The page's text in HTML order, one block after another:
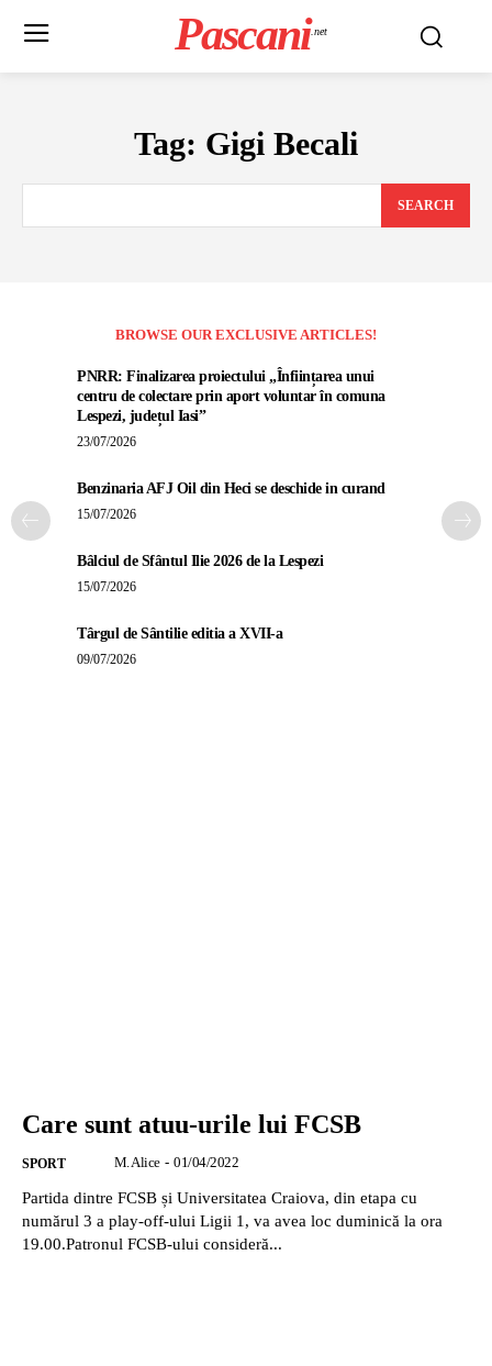
Pascani .net
Tag: Gigi Becali
SEARCH
BROWSE OUR EXCLUSIVE ARTICLES!
PNRR: Finalizarea proiectului „Înființarea unui
centru de colectare prin aport voluntar în comuna
Lespezi, județul Iasi”
23/07/2026
Benzinaria AFJ Oil din Heci se deschide in curand
15/07/2026
Bâlciul de Sfântul Ilie 2026 de la Lespezi
15/07/2026
Târgul de Sântilie editia a XVII-a
09/07/2026
Care sunt atuu-urile lui FCSB
SPORT M. Alice - 01/04/2022
Partida dintre FCSB și Universitatea Craiova, din etapa cu
numărul 3 a play-off-ului Ligii 1, va avea loc duminică la ora
19.00.Patronul FCSB-ului consideră...